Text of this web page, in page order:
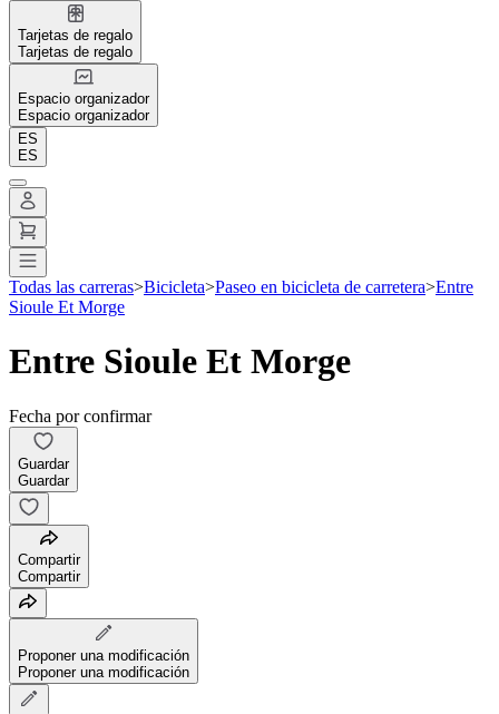
Tarjetas de regalo
Tarjetas de regalo
Espacio organizador
Espacio organizador
ES
ES
Todas las carreras>Bicicleta>Paseo en bicicleta de carretera>Entre
Sioule Et Morge
Entre Sioule Et Morge
Fecha por confirmar
Guardar
Guardar
Compartir
Compartir
Proponer una modificación
Proponer una modificación